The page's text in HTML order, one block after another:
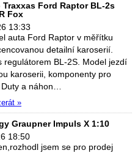
Traxxas Ford Raptor BL-2s
Fox
13:33
auta Ford Raptor v měřítku
detailní karoserií.
regulátorem BL-2S. Model jezdí
karoserii, komponenty pro
Duty a náhon…
»
Graupner Impuls X 1:10
18:50
jsem se pro prodej